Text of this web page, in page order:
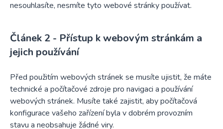
nesouhlasíte, nesmíte tyto webové stránky používat.
Přístup k webovým stránkám a
jejich používání
Před použitím webových stránek se musíte ujistit, že máte
technické a počítačové zdroje pro navigaci a používání
webových stránek. Musíte také zajistit, aby počítačová
konfigurace vašeho zařízení byla v dobrém provozním
stavu a neobsahuje žádné viry.